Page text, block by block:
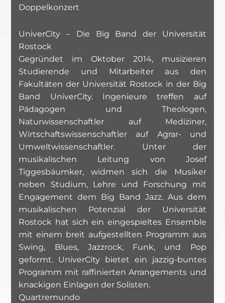
Doppelkonzert
UniverCity – Die Big Band der Universität
Rostock
Gegründet im Oktober 2014, musizieren
Studierende und Mitarbeiter aus den
Fakultäten der Universität Rostock in der Big
Band UniverCity. Ingenieure treffen auf
Pädagogen und Theologen,
Naturwissenschaftler auf Mediziner,
Wirtschaftswissenschaftler auf Agrar- und
Umweltwissenschaftler. Unter der
musikalischen Leitung von Josef
Tiggesbäumker, widmen sich die Musiker
neben Studium, Lehre und Forschung mit
Engagement dem Big Band Jazz. Aus dem
musikalischen Potenzial der Universität
Rostock hat sich ein eingespieltes Ensemble
mit einem breit aufgestellten Programm aus
Swing, Blues, Jazzrock, Funk, und Pop
geformt. UniverCity bietet ein jazzig-buntes
Programm mit raffinierten Arrangements und
knackigen Einlagen der Solisten.
Quartremundo